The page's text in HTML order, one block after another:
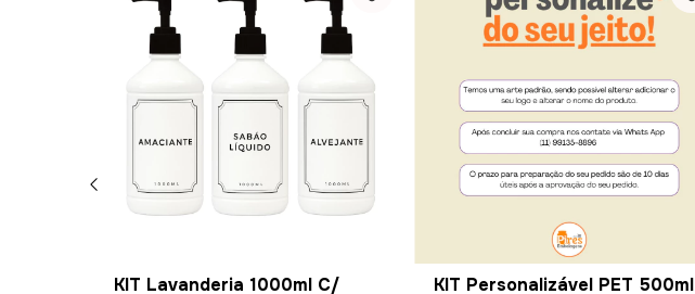
KIT Lavanderia 1000ml C/
KIT Personalizável PET 500ml